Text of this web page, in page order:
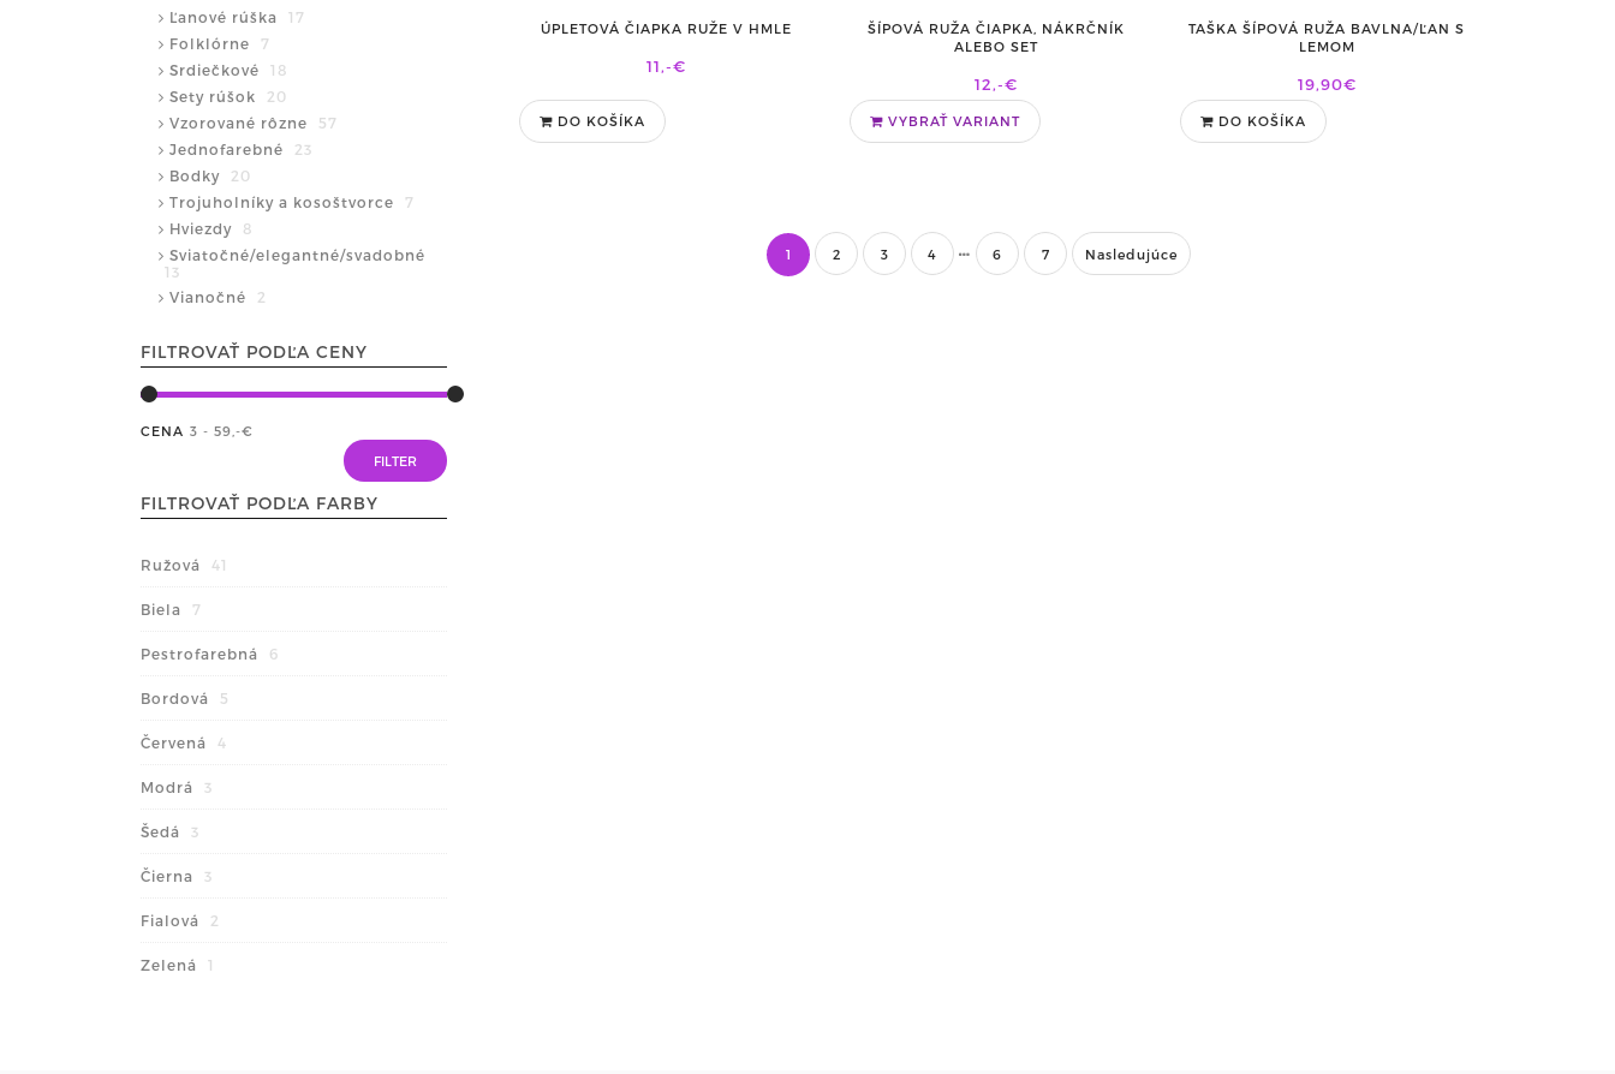
Ľanové rúška
17
Folklórne
7
Srdiečkové
18
Sety rúšok
20
Vzorované rôzne
57
Jednofarebné
23
Bodky
20
Trojuholníky a kosoštvorce
7
Hviezdy
8
Sviatočné/elegantné/svadobné
13
Vianočné
2
FILTROVAŤ PODĽA CENY
CENA 3 - 59 ,-€
FILTROVAŤ PODĽA FARBY
Ružová 41
Biela 7
Pestrofarebná 6
Bordová 5
Červená 4
Modrá 3
Šedá 3
Čierna 3
Fialová 2
Zelená 1
ÚPLETOVÁ ČIAPKA RUŽE V HMLE
11,-€
DO KOŠÍKA
ŠÍPOVÁ RUŽA ČIAPKA, NÁKRČNÍK
ALEBO SET
12,-€
VYBRAŤ VARIANT
TAŠKA ŠÍPOVÁ RUŽA BAVLNA/ĽAN S
LEMOM
19,90€
DO KOŠÍKA
1 2 3 4 6 7 Nasledujúce